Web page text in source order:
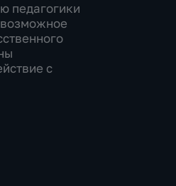
педагогики
возможное
с